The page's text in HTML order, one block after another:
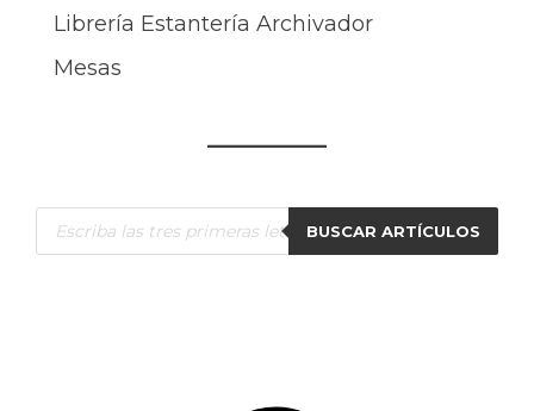
Librería Estantería Archivador
Mesas
Búsqueda
de
productos
BUSCAR ARTÍCULOS